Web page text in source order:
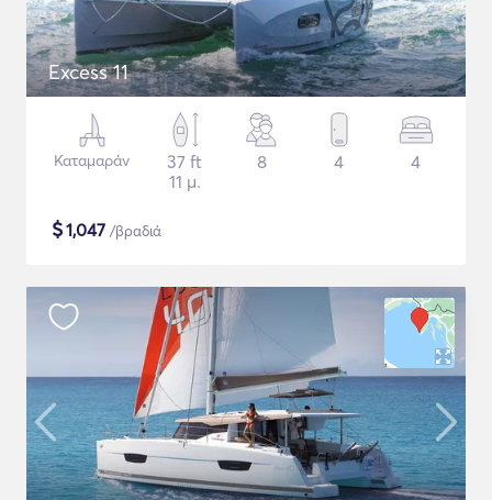
Excess 11
Καταμαράν
37 ft
11 μ.
8 4 4
$1,047 /βραδιά